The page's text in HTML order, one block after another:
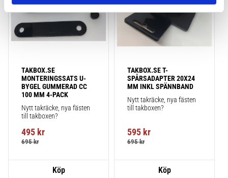
TAKBOX.SE
MONTERINGSSATS U-
BYGEL GUMMERAD CC
100 MM 4-PACK
Nytt takräcke, nya fästen
till takboxen?
495 kr
695kr
TAKBOX.SE T-
SPÅRSADAPTER 20X24
MM INKL SPÄNNBAND
Nytt takräcke, nya fästen
till takboxen?
595 kr
695kr